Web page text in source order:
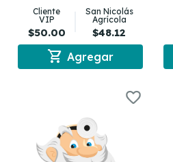
Cliente
VIP
$50.00
San Nicolás
Agrícola
$48.12
shopping_cart Agregar